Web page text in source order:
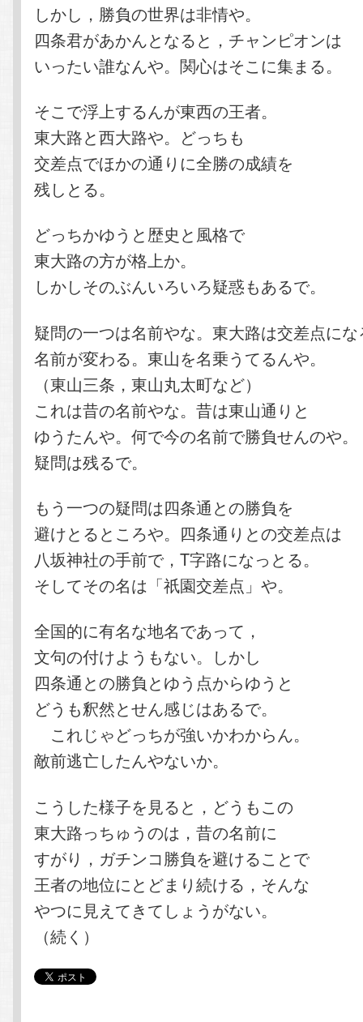
しかし，勝負の世界は非情や。
四条君があかんとなると，チャンピオンは
いったい誰なんや。関心はそこに集まる。
そこで浮上するんが東西の王者。
東大路と西大路や。どっちも
交差点でほかの通りに全勝の成績を
残しとる。
どっちかゆうと歴史と風格で
東大路の方が格上か。
しかしそのぶんいろいろ疑惑もあるで。
疑問の一つは名前やな。東大路は交差点に
名前が変わる。東山を名乗うてるんや。
（東山三条，東山丸太町など）
これは昔の名前やな。昔は東山通りと
ゆうたんや。何で今の名前で勝負せんのや。
疑問は残るで。
もう一つの疑問は四条通との勝負を
避けとるところや。四条通りとの交差点は
八坂神社の手前で，T字路になっとる。
そしてその名は「祇園交差点」や。
全国的に有名な地名であって，
文句の付けようもない。しかし
四条通との勝負とゆう点からゆうと
どうも釈然とせん感じはあるで。
これじゃどっちが強いかわからん。
敵前逃亡したんやないか。
こうした様子を見ると，どうもこの
東大路っちゅうのは，昔の名前に
すがり，ガチンコ勝負を避けることで
王者の地位にとどまり続ける，そんな
やつに見えてきてしょうがない。
（続く）